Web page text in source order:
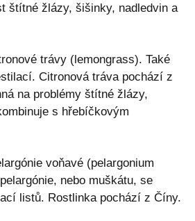
štítné žlázy, šišinky, nadledvin a
trávy (lemongrass). Také
Citronová tráva pochází z
na problémy štítné žlázy,
s hřebíčkovým
voňavé (pelargonium
nebo muškátu, se
listů. Rostlinka pochází z Číny.